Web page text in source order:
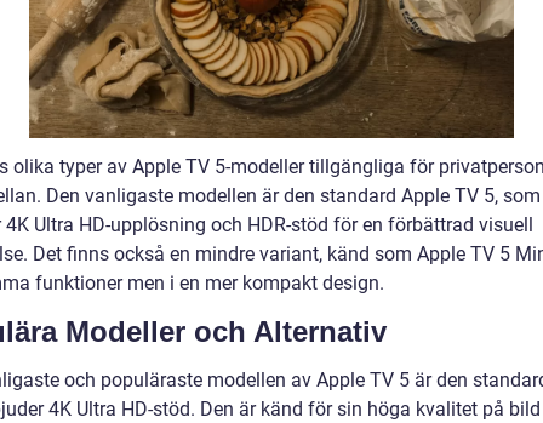
olika typer av Apple TV 5-modeller tillgängliga för
Den vanligaste modellen är den standard Apple TV 5, som
4K Ultra HD-upplösning och HDR-stöd för en förbättrad visuell
Det finns också en mindre variant, känd som Apple TV 5
funktioner men i en mer kompakt design.
Modeller och Alternativ
och populäraste modellen av Apple TV 5 är den
4K Ultra HD-stöd. Den är känd för sin höga kvalitet på